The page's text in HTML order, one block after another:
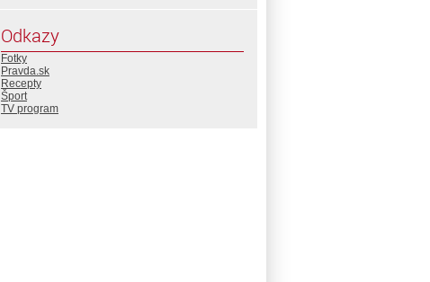
Odkazy
Fotky
Pravda.sk
Recepty
Šport
TV program